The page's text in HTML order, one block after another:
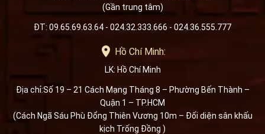
(Gần trung tâm)
ĐT: 09.65.69.63.64 - 024.32.333.666 - 024.36.555.777
Hồ Chí Minh:
LK: Hồ Chí Minh
Địa chỉ:Số 19 – 21 Cách Mạng Tháng 8 – Phường Bến Thành –
Quận 1 – TP.HCM
(Cách Ngã Sáu Phù Đổng Thiên Vương 10m – Đối diện sân khấu
kịch Trống Đồng )